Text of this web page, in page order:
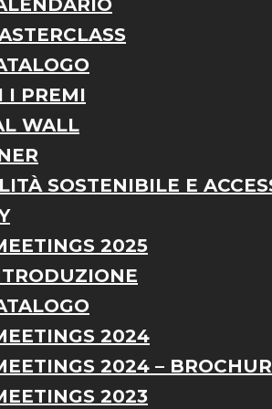
I PREMI
WALL
SOSTENIBILE E
2025
2024
2024 –
2023